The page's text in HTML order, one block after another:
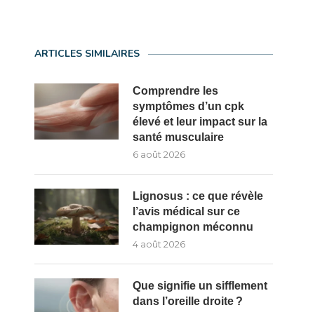
ARTICLES SIMILAIRES
Comprendre les
symptômes d’un cpk
élevé et leur impact sur la
santé musculaire
6 août 2026
Lignosus : ce que révèle
l’avis médical sur ce
champignon méconnu
4 août 2026
Que signifie un sifflement
dans l’oreille droite ?